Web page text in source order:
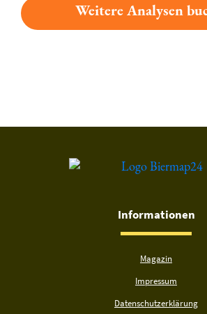
Weitere Analysen
Informationen
Magazin
Impressum
Datenschutzerklärung